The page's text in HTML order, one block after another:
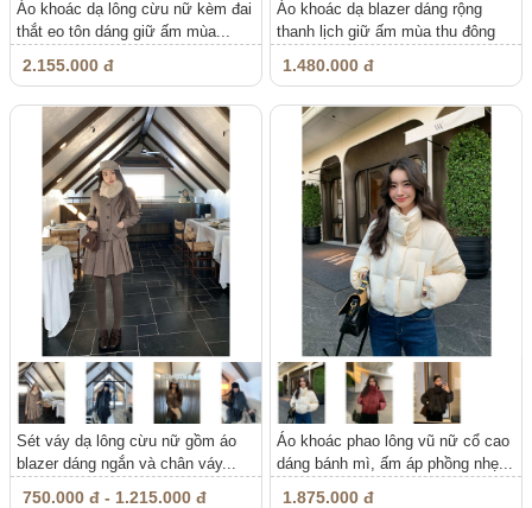
Áo khoác dạ lông cừu nữ kèm đai
thắt eo tôn dáng giữ ấm mùa...
2.155.000 đ
Áo khoác dạ blazer dáng rộng
thanh lịch giữ ấm mùa thu đông
1.480.000 đ
Sét váy dạ lông cừu nữ gồm áo
blazer dáng ngắn và chân váy...
750.000 đ - 1.215.000 đ
Áo khoác phao lông vũ nữ cổ cao
dáng bánh mì, ấm áp phồng nhẹ...
1.875.000 đ